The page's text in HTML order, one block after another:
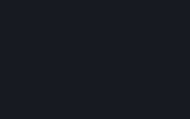
Peníze utracené za prostředky
zpět, pokud byly tyto prostředky ve
nejdéle před čtrnácti dny a nebyla